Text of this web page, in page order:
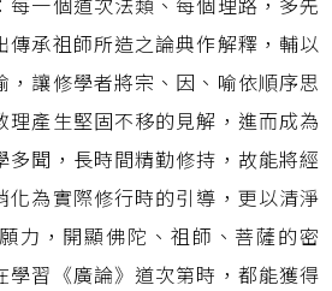
傳承祖師所造之論典作解釋，輔以
，讓修學者將宗、因、喻依順序思
理產生堅固不移的見解，進而成為
多聞，長時間精勤修持，故能將經
化為實際修行時的引導，更以清淨
力，開顯佛陀、祖師、菩薩的密
學習《廣論》道次第時，都能獲得